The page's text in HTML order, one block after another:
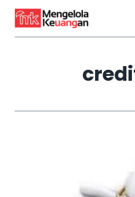
Skip
content